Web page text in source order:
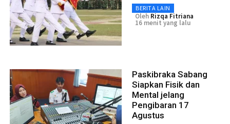
BERITA LAIN
Oleh Rizqa Fitriana
16 menit yang lalu
Paskibraka Sabang
Siapkan Fisik dan
Mental jelang
Pengibaran 17
Agustus